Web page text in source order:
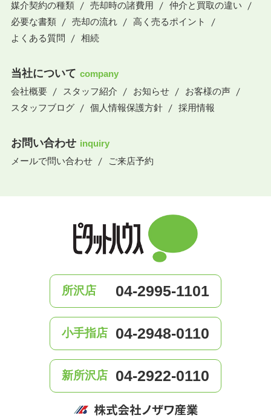
媒介契約の種類
売却時の諸費用
仲介と買取の違い
必要な書類
売却の流れ
高く売るポイント
よくある質問
相続
当社について company
会社概要
スタッフ紹介 お知らせ
お客様の声
スタッフブログ
個人情報保護方針 採用情報
お問い合わせ inquiry
メールで問い合わせ
ご来店予約
所沢店 04-2995-1101
小手指店 04-2948-0110
新所沢店 04-2922-0110